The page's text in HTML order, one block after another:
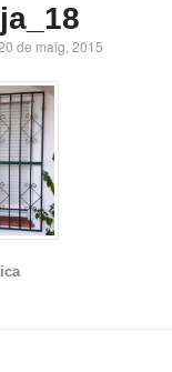
de maig, 2015